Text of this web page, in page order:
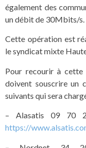
également des
un débit de 30Mbits/s.
Cette opération est
le syndicat mixte
Pour recourir à cette
doivent souscrire un
suivants qui sera
– Alasatis 09 70
https://